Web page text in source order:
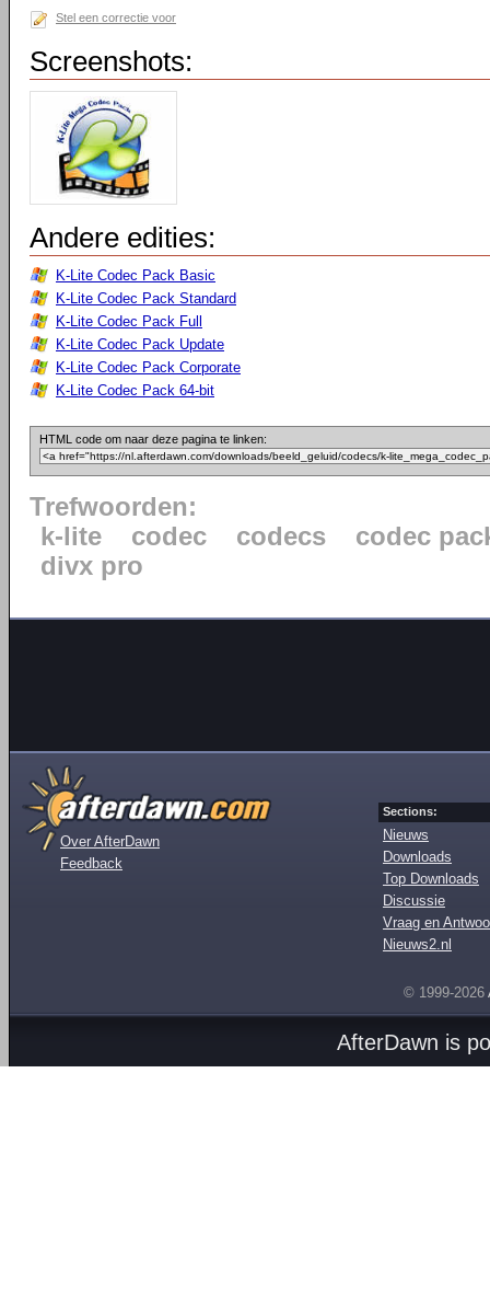
Stel een correctie voor
Screenshots:
Andere edities:
K-Lite Codec Pack Basic
K-Lite Codec Pack Standard
K-Lite Codec Pack Full
K-Lite Codec Pack Update
K-Lite Codec Pack Corporate
K-Lite Codec Pack 64-bit
HTML code om naar deze pagina te linken:
Trefwoorden:
k-lite
codec codecs
codec
divx pro
Over AfterDawn
Feedback
Sections:
Nieuws
Downloads
Top Downloads
Discussie
Vraag en
Nieuws2.nl
© 1999-2026
AfterDawn is